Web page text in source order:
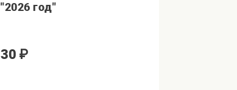
"2026 год"
30 ₽